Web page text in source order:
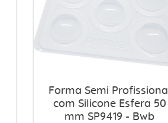
Forma Semi Profissional
com Silicone Esfera 50
mm SP9419 - Bwb